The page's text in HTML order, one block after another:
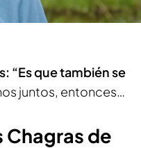
“Es que también se
juntos, entonces…
Chagras de